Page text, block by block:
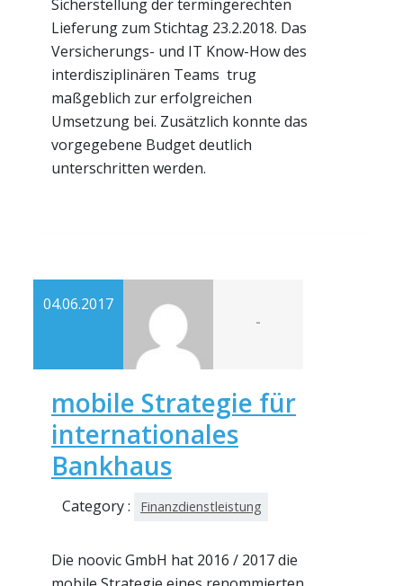
Sicherstellung der termingerechten
Lieferung zum Stichtag 23.2.2018. Das
Versicherungs- und IT Know-How des
interdisziplinären Teams trug
maßgeblich zur erfolgreichen
Umsetzung bei. Zusätzlich konnte das
vorgegebene Budget deutlich
unterschritten werden.
04.06.2017
-
mobile Strategie für
internationales
Bankhaus
Category : Finanzdienstleistung
Die noovic GmbH hat 2016 / 2017 die